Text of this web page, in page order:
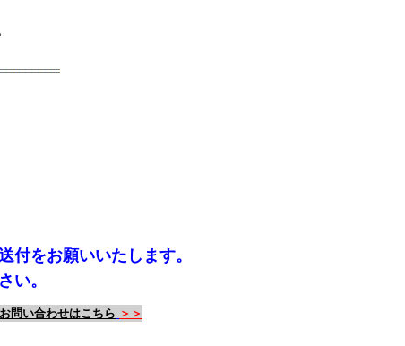
付をお願いいたします。
い。
お問い合わせはこちら ＞＞